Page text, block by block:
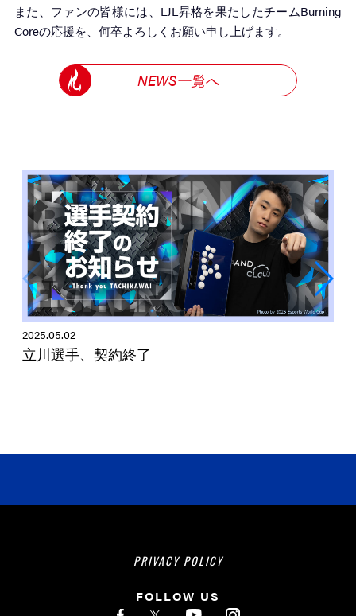
また、ファンの皆様には、LJL昇格を果たしたチームBurning
Coreの応援を、何卒よろしくお願い申し上げます。
NEWS一覧へ
2025.05.02
立川選手、契約終了
PRIVACY POLICY
FOLLOW US